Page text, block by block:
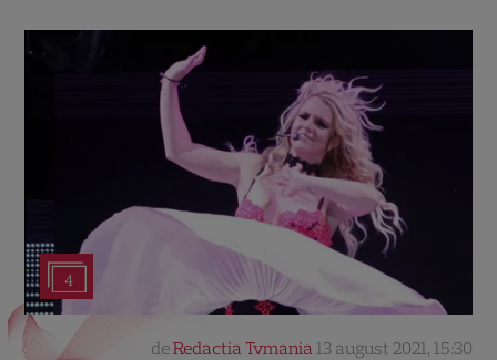
4
deRedactia Tvmania 13 august 2021, 15:30